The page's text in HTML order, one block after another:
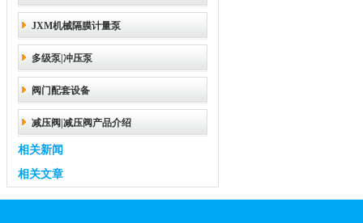
JXM机械隔膜计量泵
多级泵|冲压泵
阀门配套设备
减压阀|减压阀产品介绍
相关新闻
相关文章